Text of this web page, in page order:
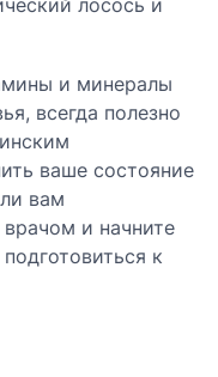
лосось и
и минералы
всегда полезно
ваше состояние
вам
и начните
к